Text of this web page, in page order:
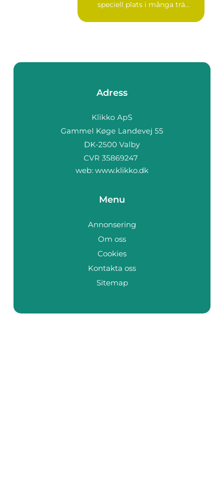
speciell plats i många trä...
Adress
web: www.klikko.dk
Menu
Annonsering
Om oss
Cookies
Kontakta oss
Sitemap